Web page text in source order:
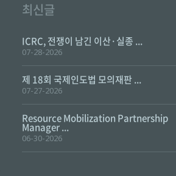
최신글
ICRC, 전쟁이 남긴 이산·실종 ...
07-28-2026
제 18회 국제인도법 모의재판 ...
07-27-2026
Resource Mobilization Partnership
Manager ...
06-30-2026